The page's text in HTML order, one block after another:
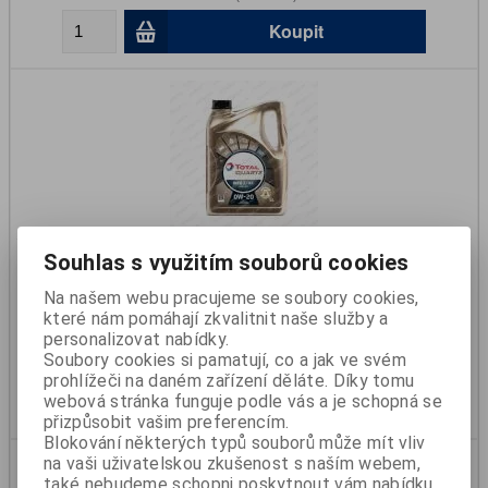
Koupit
Olej TOTAL QUARTZ INEO XTRA LONG LIFE 0W20 5L
Katalogové číslo:999999457
Skladem:Ano
1 477 Kč
1 221 Kč (bez DPH)
Koupit
Souhlas s využitím souborů cookies
Na našem webu pracujeme se soubory cookies,
které nám pomáhají zkvalitnit naše služby a
personalizovat nabídky.
Soubory cookies si pamatují, co a jak ve svém
prohlížeči na daném zařízení děláte. Díky tomu
webová stránka funguje podle vás a je schopná se
přizpůsobit vašim preferencím.
Blokování některých typů souborů může mít vliv
na vaši uživatelskou zkušenost s naším webem,
také nebudeme schopni poskytnout vám nabídku